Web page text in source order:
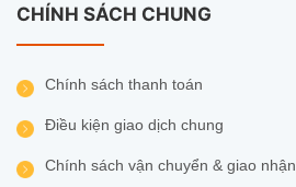
CHÍNH SÁCH CHUNG
Chính sách thanh toán
Điều kiện giao dịch chung
Chính sách vận chuyển & giao nhận